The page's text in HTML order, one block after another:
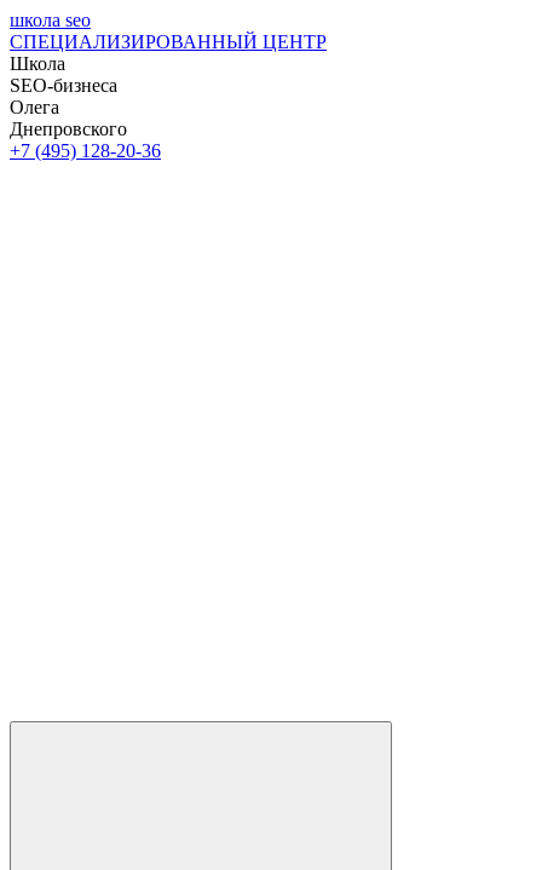
школа seo
СПЕЦИАЛИЗИРОВАННЫЙ ЦЕНТР
Школа
SEO-бизнеса
Олега
Днепровского
+7 (495) 128-20-36